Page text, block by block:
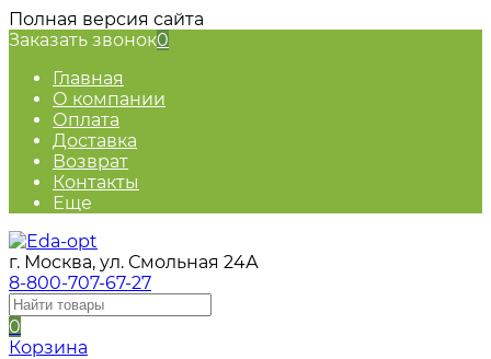
Полная версия сайта
Заказать звонок0
Главная
О компании
Оплата
Доставка
Возврат
Контакты
Еще
г. Москва, ул. Смольная 24А
8-800-707-67-27
0
Корзина